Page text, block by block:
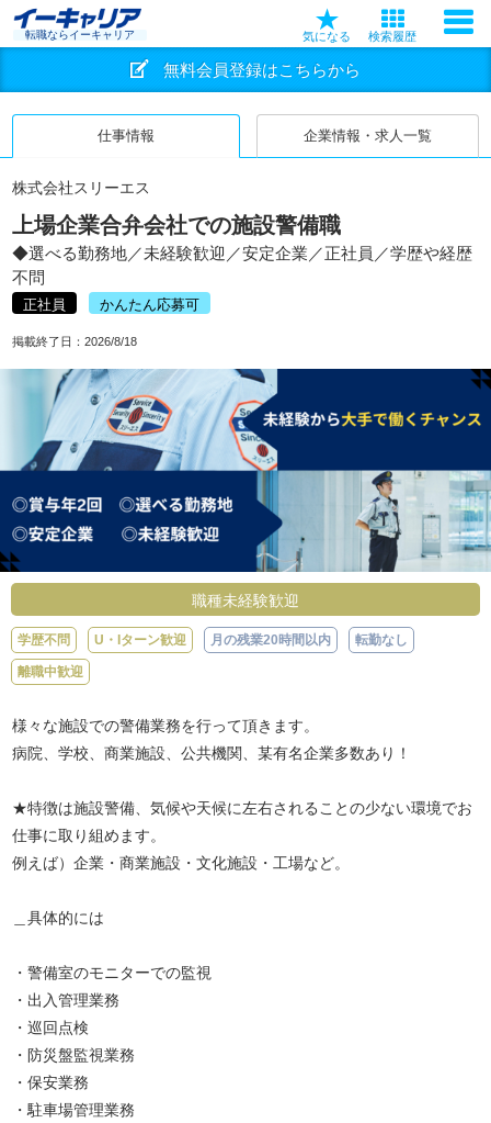
転職ならイーキャリア 気になる 検索履歴
無料会員登録はこちらから
仕事情報 企業情報・求人一覧
株式会社スリーエス
上場企業合弁会社での施設警備職
◆選べる勤務地／未経験歓迎／安定企業／正社員／学歴や経歴
不問
正社員 かんたん応募可
掲載終了日： 2026/8/18
職種未経験歓迎
学歴不問 U・Iターン歓迎 月の残業20時間以内 転勤なし
離職中歓迎
様々な施設での警備業務を行って頂きます。
病院、学校、商業施設、公共機関、某有名企業多数あり！
★特徴は施設警備、気候や天候に左右されることの少ない環境でお
仕事に取り組めます。
例えば）企業・商業施設・文化施設・工場など。
＿具体的には
・警備室のモニターでの監視
・出入管理業務
・巡回点検
・防災盤監視業務
・保安業務
・駐車場管理業務